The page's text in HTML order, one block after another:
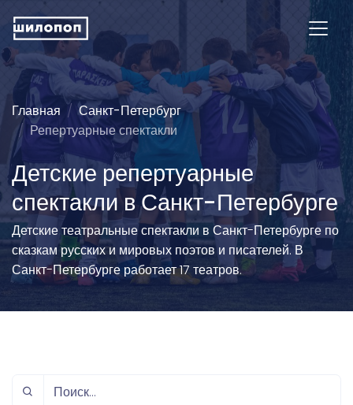
Главная
Санкт-Петербург
Репертуарные спектакли
Детские репертуарные
спектакли в Санкт-Петербурге
Детские театральные спектакли в Санкт-Петербурге по
сказкам русских и мировых поэтов и писателей. В
Санкт-Петербурге работает 17 театров.